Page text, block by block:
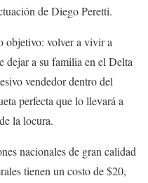
de Diego Peretti.
objetivo: volver a vivir a
dejar a su familia en el Delta
vendedor dentro del
perfecta que lo llevará a
la locura.
nacionales de gran calidad
tienen un costo de $20,